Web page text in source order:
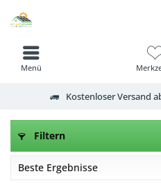
Kostenloser Versand
Menü
Filtern